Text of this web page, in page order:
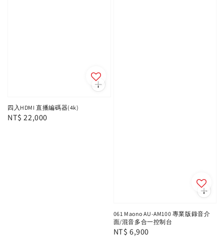
四入HDMI 直播編碼器(4k)
Regular
NT$ 22,000
061 Maono AU-AM100 專業版錄音介
面/混音多合一控制台
Regular
NT$ 6,900